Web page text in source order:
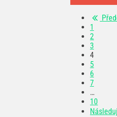
1
2
3
4
5
6
7
…
10